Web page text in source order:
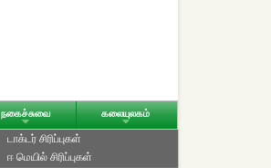
நகைச்சுவை கலையுலகம்
டாக்டர் சிரிப்புகள்
ஈ மெயில் சிரிப்புகள்